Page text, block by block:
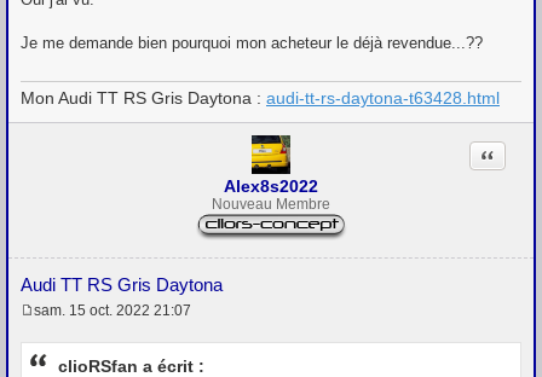
a
e
Je me demande bien pourquoi mon acheteur le déjà revendue...??
Mon Audi TT RS Gris Daytona : audi-tt-rs-daytona-t63428.html
Alex8s2022
Nouveau Membre
Audi TT RS Gris Daytona
Citation
e
s
sam. 15 oct. 2022 21:07
clioRSfan a écrit :